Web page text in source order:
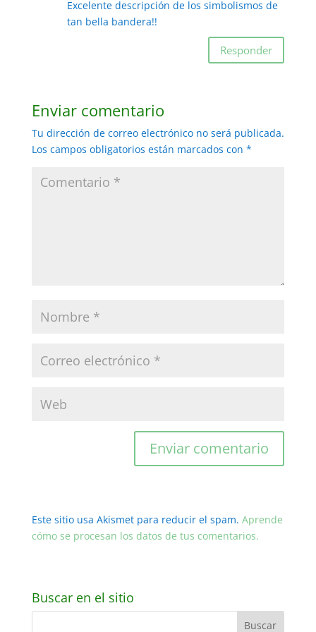
Excelente descripción de los simbolismos de
tan bella bandera!!
Responder
Enviar comentario
Tu dirección de correo electrónico no será publicada.
Los campos obligatorios están marcados con *
Este sitio usa Akismet para reducir el spam. Aprende
cómo se procesan los datos de tus comentarios.
Buscar en el sitio